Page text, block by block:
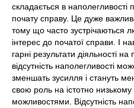
складається в наполегливості
почату справу. Це дуже
тому що часто зустрічаються
інтерес до початої справи. І
гарні результати діяльності на
відсутність наполегливості
зменшать зусилля і стануть
свою роль на істотно низькому
можливостями. Відсутність